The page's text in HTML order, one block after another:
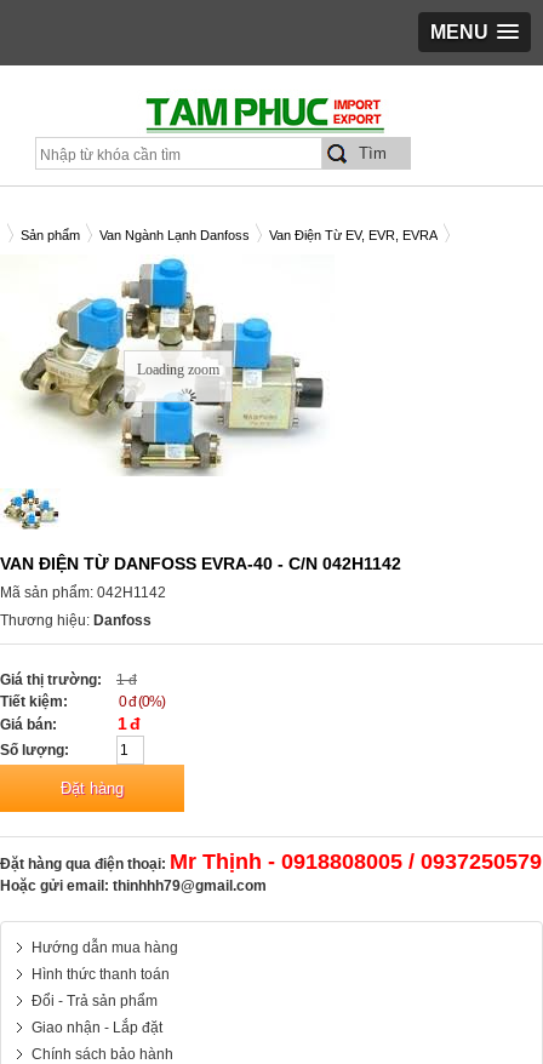
MENU
Sản phẩm Van Ngành Lạnh Danfoss
Van Điện Từ EV, EVR, EVRA
ĐIỆN TỪ DANFOSS EVRA-40 - C/N 042H1142
Loading zoom
VAN ĐIỆN TỪ DANFOSS EVRA-40 - C/N 042H1142
Mã sản phẩm: 042H1142
Thương hiệu: Danfoss
Giá thị trường:
1 đ
Tiết kiệm:
0 đ (0%)
Giá bán:
1 đ
Số lượng:
Đặt hàng qua điện thoại: Mr Thịnh - 0918808005 / 0937250579
Hoặc gửi email: thinhhh79@gmail.com
Hướng dẫn mua hàng
Hình thức thanh toán
Đổi - Trả sản phẩm
Giao nhận - Lắp đặt
Chính sách bảo hành